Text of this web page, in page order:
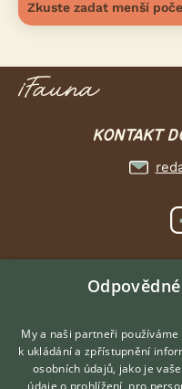
Zkuste zadat menší
KONTAKT
My a naši partneři
k ukládání a zpřístupnění
osobních údajů, jako je
údaje o prohlížení, pro